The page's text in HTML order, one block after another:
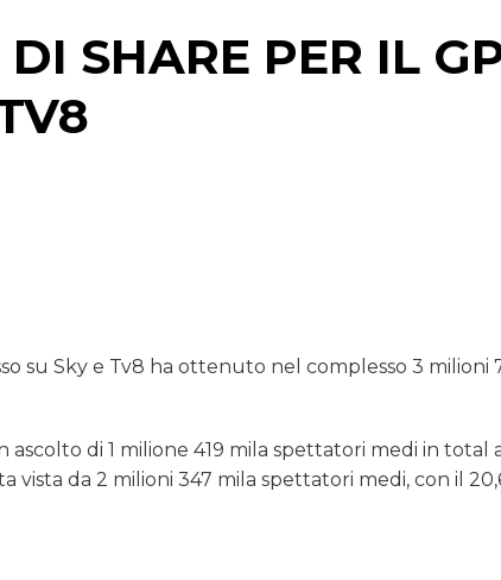
RICERCHE
DI SHARE PER IL
su Sky e Tv8 ha ottenuto nel complesso 3 milioni
di 1 milione 419 mila spettatori medi in total
vista da 2 milioni 347 mila spettatori medi, con il